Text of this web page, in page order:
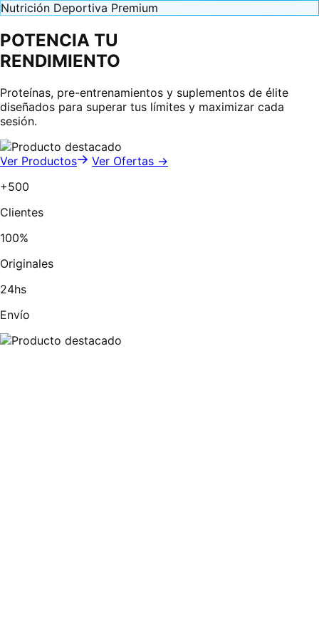
Nutrición Deportiva Premium
POTENCIA TU
RENDIMIENTO
Proteínas, pre-entrenamientos y suplementos de élite
diseñados para superar tus límites y maximizar cada
sesión.
Ver Productos
Ver Ofertas →
+500
Clientes
100%
Originales
24hs
Envío